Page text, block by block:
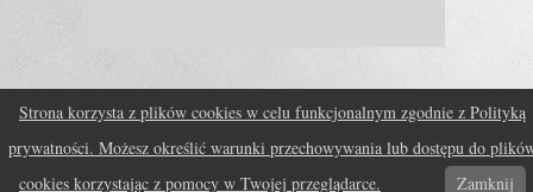
Fruitful theme byfruitfulcodePowered by:WordPress ↑
Strona korzysta z plików cookies w celu funkcjonalnym zgodnie z Polityką
prywatności. Możesz określić warunki przechowywania lub dostępu do
cookies korzystając z pomocy w Twojej przeglądarce.
Zamknij